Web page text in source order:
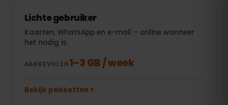
Lichte gebruiker
Kaarten, WhatsApp en e-mail – online wanneer
het nodig is.
AANBEVOLEN1–3 GB / week
Bekijk pakketten